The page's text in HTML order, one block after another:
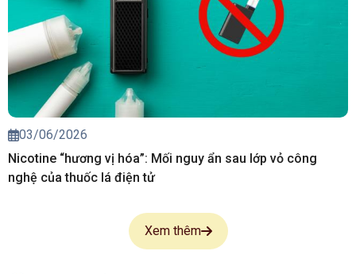
03/06/2026
Nicotine “hương vị hóa”: Mối nguy ẩn sau lớp vỏ công
nghệ của thuốc lá điện tử
Xem thêm